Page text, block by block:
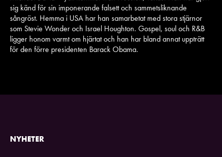
sig känd för sin imponerande falsett och sammetsliknande
sångröst. Hemma i USA har han samarbetat med stora stjärnor
som Stevie Wonder och Israel Houghton. Gospel, soul och R&B
ligger honom varmt om hjärtat och han har bland annat uppträtt
för den förre presidenten Barack Obama.
NYHETER